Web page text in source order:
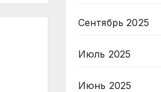
Сентябрь 2025
Июль 2025
Июнь 2025